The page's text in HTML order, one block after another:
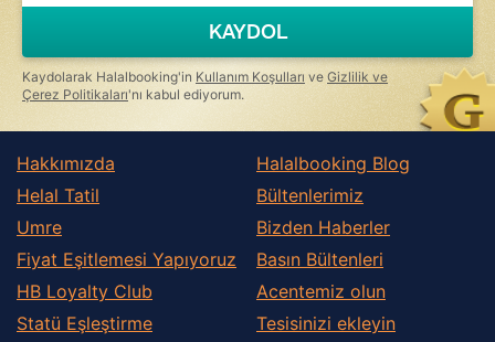
ignore
this
field
KAYDOL
Kaydolarak Halalbooking'in Kullanım Koşulları ve Gizlilik ve
Çerez Politikaları'nı kabul ediyorum.
Hakkımızda
Helal Tatil
Umre
Fiyat Eşitlemesi Yapıyoruz
HB Loyalty Club
Statü Eşleştirme
Halalbooking Blog
Bültenlerimiz
Bizden Haberler
Basın Bültenleri
Acentemiz olun
Tesisinizi ekleyin